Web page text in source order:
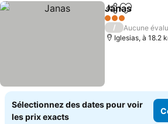
PartagerAjouter à
Janas
3 Étoiles
/
Aucune
Iglesias, à 18.2
Sélectionnez des dates pour voir
les prix exacts